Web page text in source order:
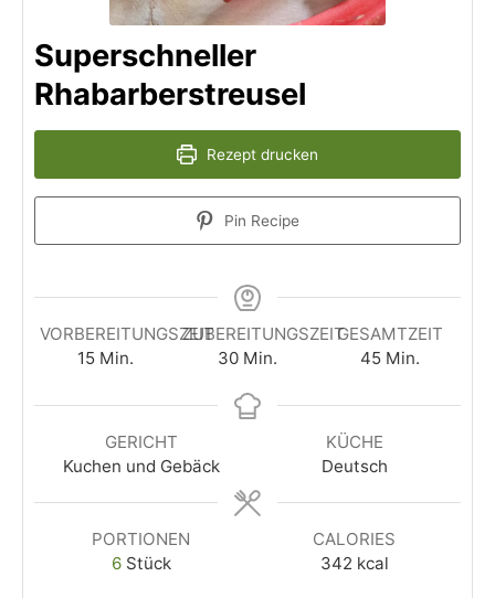
Superschneller
Rhabarberstreusel
Rezept drucken
Pin Recipe
VORBEREITUNGSZEIT
15 Min.
ZUBEREITUNGSZEIT
30 Min.
GESAMTZEIT
45 Min.
GERICHT
Kuchen und Gebäck
KÜCHE
Deutsch
PORTIONEN
6 Stück
CALORIES
342 kcal